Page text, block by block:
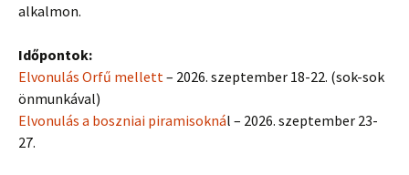
alkalmon.
Időpontok:
Elvonulás Orfű mellett – 2026. szeptember 18-22. (sok-sok
önmunkával)
Elvonulás a boszniai piramisoknál – 2026. szeptember 23-
27.